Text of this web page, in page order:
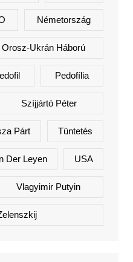
Németország
Orosz-Ukrán Háború
Pedofília
Szíjjártó Péter
Párt Tüntetés
Der Leyen USA
Vlagyimir Putyin